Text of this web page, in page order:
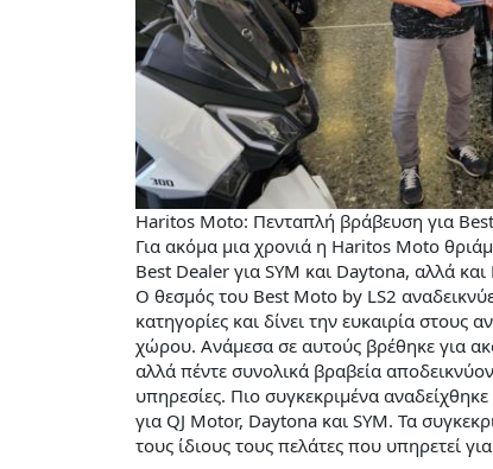
Haritos Moto: Πενταπλή βράβευση για
Για ακόμα μια χρονιά η Haritos Moto
Best Dealer για SYM και Daytona, αλλά
Ο θεσμός του Best Moto by LS2
κατηγορίες και δίνει την ευκαιρία
χώρου. Ανάμεσα σε αυτούς βρέθηκε για
αλλά πέντε συνολικά βραβεία
υπηρεσίες. Πιο συγκεκριμένα
για QJ Motor, Daytona και SYM. Τα
τους ίδιους τους πελάτες που υπηρετεί